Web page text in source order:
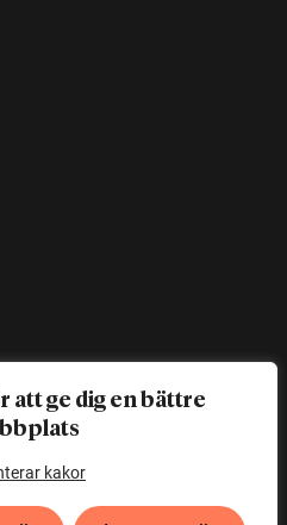
att ge dig en bättre
kakor